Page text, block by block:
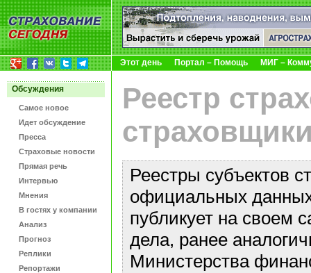
Этот день Портал – Помощь МИГ –
Обсуждения
Самое новое
Идет обсуждение
Пресса
Страховые новости
Прямая речь
Интервью
Мнения
В гостях у компании
Анализ
Прогноз
Реплики
Репортажи
Реестр
Реестры субъектов
официальных данных
публикует на своем
дела, ранее
Министерства